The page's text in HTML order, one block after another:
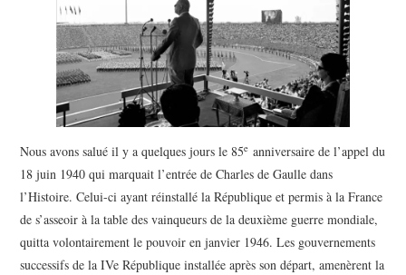
HISTOIRE
CULTURE
SPORT
Nous avons salué il y a quelques jours le 85e anniversaire de l’appel du
18 juin 1940 qui marquait l’entrée de Charles de Gaulle dans
l’Histoire. Celui-ci ayant réinstallé la République et permis à la France
de s’asseoir à la table des vainqueurs de la deuxième guerre mondiale,
quitta volontairement le pouvoir en janvier 1946. Les gouvernements
successifs de la IVe République installée après son départ, amenèrent la